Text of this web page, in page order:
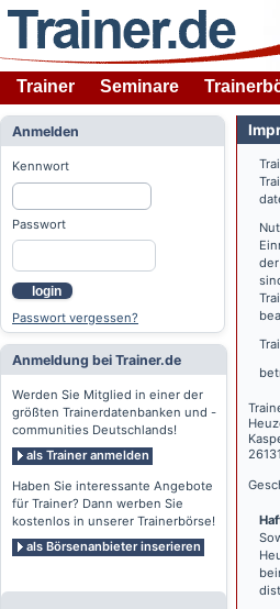
Trainer Seminare
Anmelden
Kennwort
Passwort
login
Passwort vergessen?
Anmeldung bei Trainer.de
Werden Sie Mitglied in einer der
größten Trainerdatenbanken und -
communities Deutschlands!
als Trainer anmelden
Haben Sie interessante Angebote
für Trainer? Dann werben Sie
kostenlos in unserer Trainerbörse!
als Börsenanbieter inserieren